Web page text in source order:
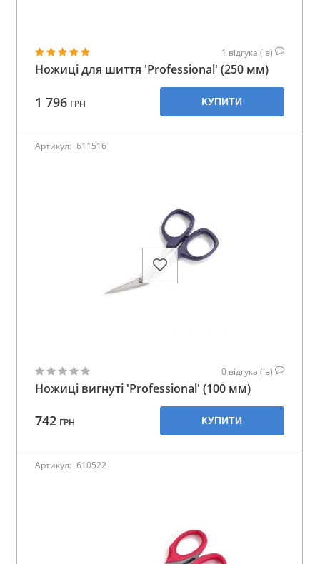
1 відгука (ів)
Ножиці для шиття 'Professional' (250 мм)
1 796 ГРН КУПИТИ
Артикул: 611516
0 відгука (ів)
Ножиці вигнуті 'Professional' (100 мм)
742 ГРН КУПИТИ
Артикул: 610522